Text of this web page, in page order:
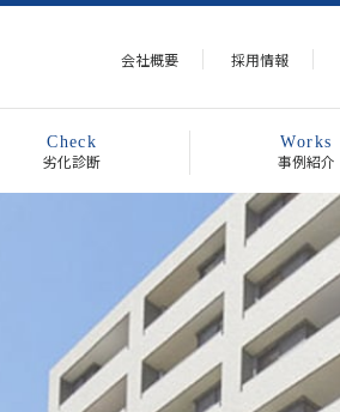
会社概要 採用情報
Check
劣化診断
Works
事例紹介